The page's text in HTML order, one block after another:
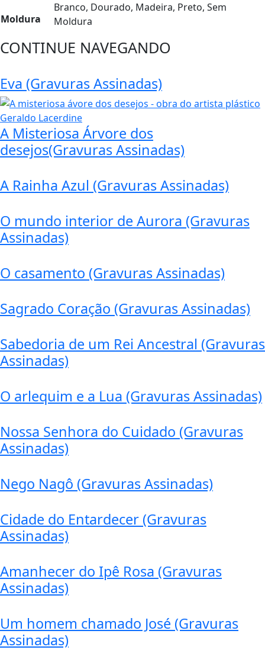
Moldura
Branco, Dourado, Madeira, Preto, Sem
Moldura
CONTINUE NAVEGANDO
Eva (Gravuras Assinadas)
A Misteriosa Árvore dos
desejos(Gravuras Assinadas)
A Rainha Azul (Gravuras Assinadas)
O mundo interior de Aurora (Gravuras
Assinadas)
O casamento (Gravuras Assinadas)
Sagrado Coração (Gravuras Assinadas)
Sabedoria de um Rei Ancestral (Gravuras
Assinadas)
O arlequim e a Lua (Gravuras Assinadas)
Nossa Senhora do Cuidado (Gravuras
Assinadas)
Nego Nagô (Gravuras Assinadas)
Cidade do Entardecer (Gravuras
Assinadas)
Amanhecer do Ipê Rosa (Gravuras
Assinadas)
Um homem chamado José (Gravuras
Assinadas)